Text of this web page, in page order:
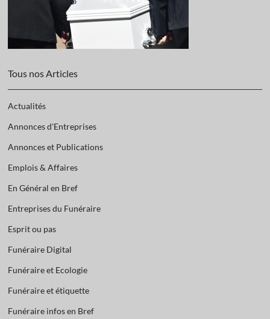
Tous nos Articles
Actualités
Annonces d'Entreprises
Annonces et Publications
Emplois & Affaires
En Général en Bref
Entreprises du Funéraire
Esprit ou pas
Funéraire Digital
Funéraire et Ecologie
Funéraire et étiquette
Funéraire infos en Bref